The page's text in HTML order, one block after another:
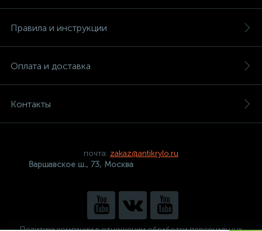
Правила и инструкции
Оплата и доставка
Контакты
почта: zakaz@antikrylo.ru
Варшавское ш., 73, Москва